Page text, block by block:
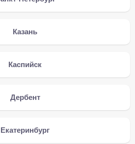
Казань
Каспийск
Дербент
Екатеринбург